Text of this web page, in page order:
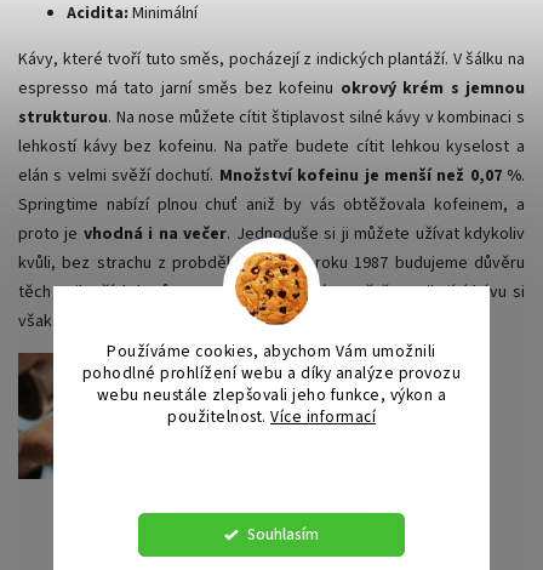
Používáme cookies, abychom Vám umožnili
pohodlné prohlížení webu a díky analýze provozu
webu neustále zlepšovali jeho funkce, výkon a
použitelnost. Více informací
Souhlasím
Acidita: Minimální
Kávy, které tvoří tuto směs, pocházejí z indických plantáží. V šálku na
espresso má tato jarní směs bez kofeinu okrový krém s jemnou
strukturou. Na nose můžete cítit štiplavost silné kávy v kombinaci s
lehkostí kávy bez kofeinu. Na patře budete cítit lehkou kyselost a
elán s velmi svěží dochutí. Množství kofeinu je menší než 0,07 %.
Springtime nabízí plnou chuť aniž by vás obtěžovala kofeinem, a
proto je vhodná i na večer. Jednoduše si ji můžete užívat kdykoliv
kvůli, bez strachu z probdělé noci. Od roku 1987 budujeme důvěru
těch nejlepších barů a restaurací po celém světě. Vynikající kávu si
však dnes můžete dopřát i u vás doma či v kanceláři.